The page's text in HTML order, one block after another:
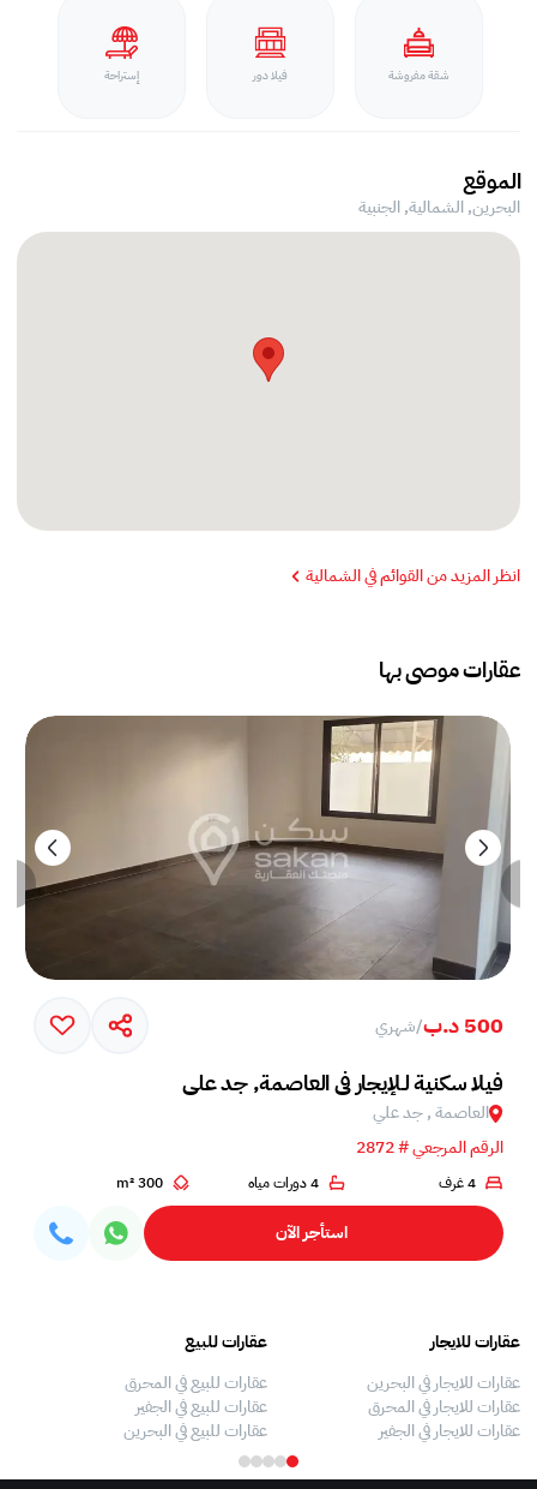
شقة مفروشة فيلا دور إستراحة
الموقع
البحرين, الشمالية,الجنبية
انظر المزيد من القوائم في الشمالية
عقارات موصى بها
500 د.ب /شهري
فيلا سكنية لـلإيجار في العاصمة, جد علي
العاصمة , جد علي
الرقم المرجعي # 2872
4 غرف 4 دورات مياه 300 m²
استأجر الآن
عقارات للايجار
عقارات للايجار في البحرين
عقارات للايجار في المحرق
عقارات للايجار في الجفير
عقارات للبيع
عقارات للبيع في المحرق
عقارات للبيع في الجفير
عقارات للبيع في البحرين